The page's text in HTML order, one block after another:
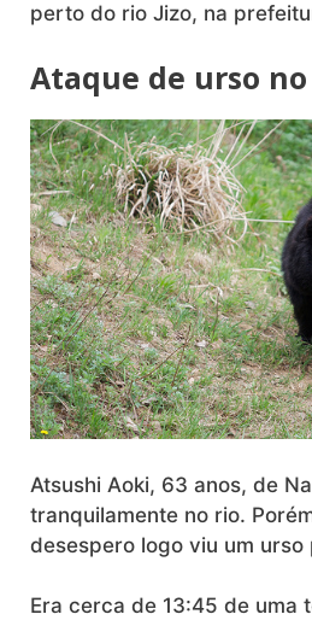
perto do rio Jizo, na
Ataque de urso no
Atsushi Aoki, 63 anos, de
tranquilamente no rio.
desespero logo viu um urso
Era cerca de 13:45 de uma